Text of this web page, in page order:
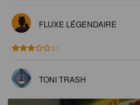
FLUXE LÉGENDAIRE
3.1
TONI TRASH